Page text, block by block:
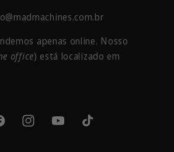
apenas online. Nosso
office) está localizado em
InstagramYouTubeTikTok